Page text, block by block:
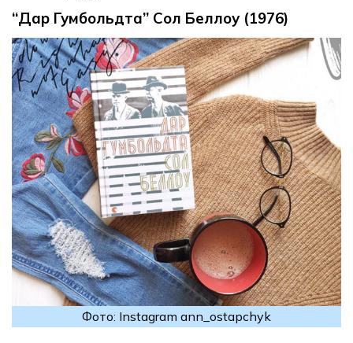
“Дар Гумбольдта” Сол Беллоу (1976)
Фото: Instagram ann_ostapchyk